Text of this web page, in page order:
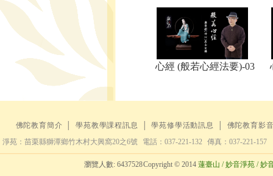
心經 (般若心經法要)-03
佛陀教育簡介 學苑教學課程訊息 學苑修學活動訊息
佛陀教育影
淨苑：苗栗縣獅潭鄉竹木村大興窩20之6號
電話：037-221-132 傳真：037-221-157
Copyright © 2014 蓮臺山 / 妙音淨苑 / 妙
瀏覽人數: 6437528